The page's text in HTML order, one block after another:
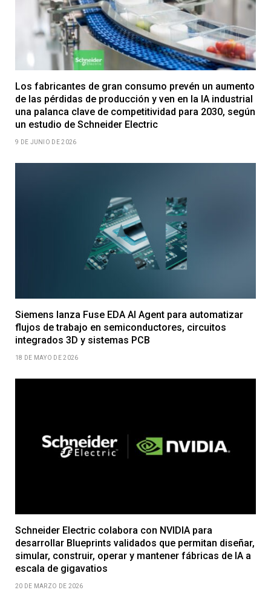
Los fabricantes de gran consumo prevén un aumento
de las pérdidas de producción y ven en la IA industrial
una palanca clave de competitividad para 2030, según
un estudio de Schneider Electric
9 DE JUNIO DE 2026
Siemens lanza Fuse EDA AI Agent para automatizar
flujos de trabajo en semiconductores, circuitos
integrados 3D y sistemas PCB
18 DE MAYO DE 2026
Schneider Electric colabora con NVIDIA para
desarrollar Blueprints validados que permitan diseñar,
simular, construir, operar y mantener fábricas de IA a
escala de gigavatios
20 DE MARZO DE 2026